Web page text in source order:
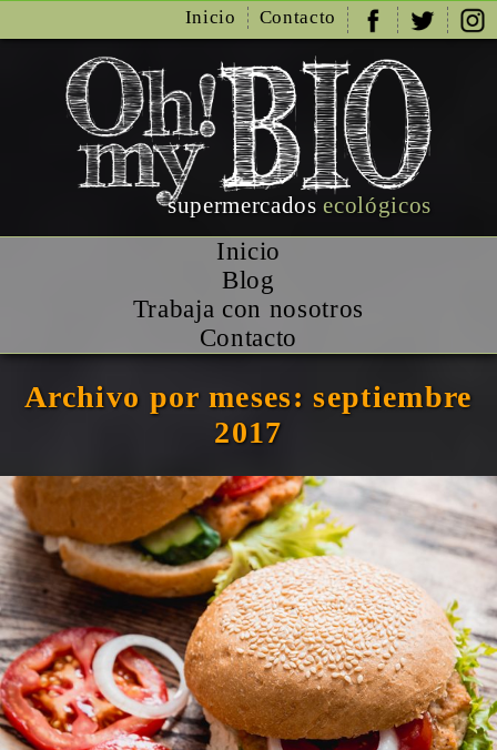
Inicio Contacto
supermercadosecológicos
Inicio
Blog
Trabaja con nosotros
Contacto
Archivo por meses: septiembre
2017